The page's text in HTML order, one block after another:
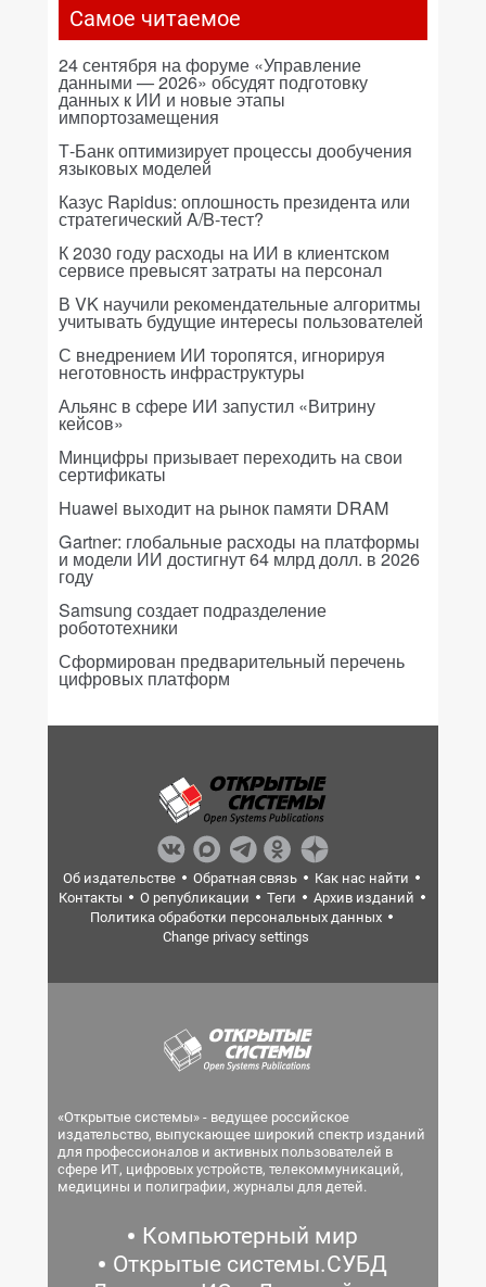
Самое читаемое
24 сентября на форуме «Управление
данными — 2026» обсудят подготовку
данных к ИИ и новые этапы
импортозамещения
Т-Банк оптимизирует процессы дообучения
языковых моделей
Казус Rapidus: оплошность президента или
стратегический A/B-тест?
К 2030 году расходы на ИИ в клиентском
сервисе превысят затраты на персонал
В VK научили рекомендательные алгоритмы
учитывать будущие интересы пользователей
С внедрением ИИ торопятся, игнорируя
неготовность инфраструктуры
Альянс в сфере ИИ запустил «Витрину
кейсов»
Минцифры призывает переходить на свои
сертификаты
Huawei выходит на рынок памяти DRAM
Gartner: глобальные расходы на платформы
и модели ИИ достигнут 64 млрд долл. в 2026
году
Samsung создает подразделение
робототехники
Сформирован предварительный перечень
цифровых платформ
Об издательстве Обратная связь
Как нас найти
Контакты
О републикации Теги
Архив изданий
Политика обработки персональных данных
Change privacy settings
«Открытые системы» - ведущее российское
издательство, выпускающее широкий спектр изданий
для профессионалов и активных пользователей в
сфере ИТ, цифровых устройств, телекоммуникаций,
медицины и полиграфии, журналы для детей.
Компьютерный мир
Открытые системы.СУБД